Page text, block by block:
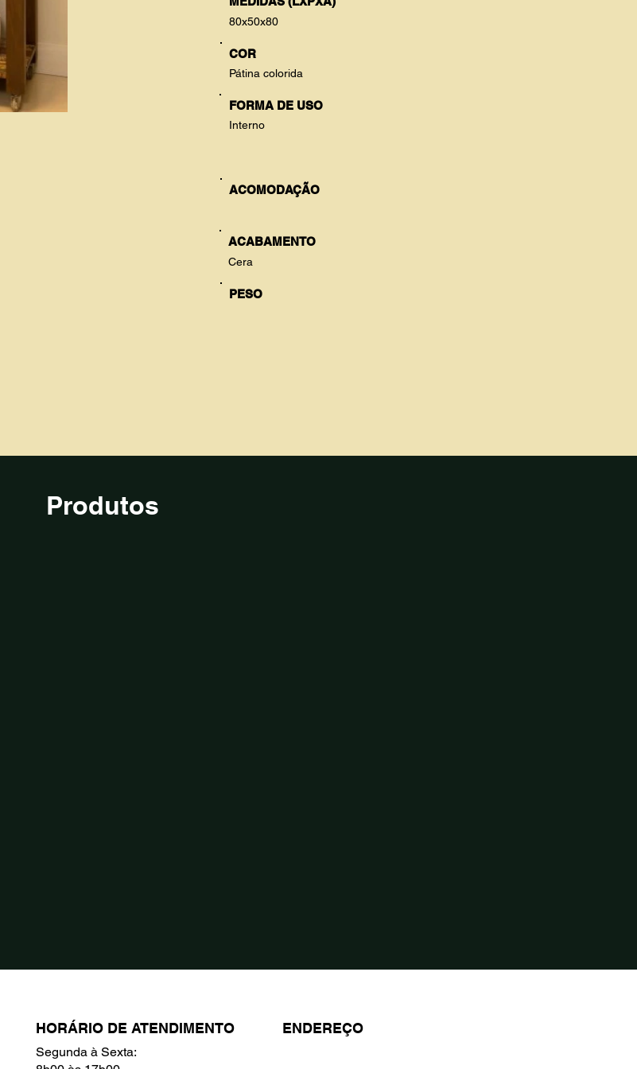
80x50x80
COR
Pátina colorida
FORMA DE USO
Interno
ACOMODAÇÃO
ACABAMENTO
Cera
PESO
Produtos
HORÁRIO DE ATENDIMENTO
Segunda à Sexta:
ENDEREÇO